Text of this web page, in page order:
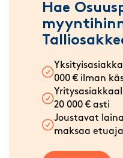
Hae
000 € ilman
20 000 € asti
Joustavat
maksaa